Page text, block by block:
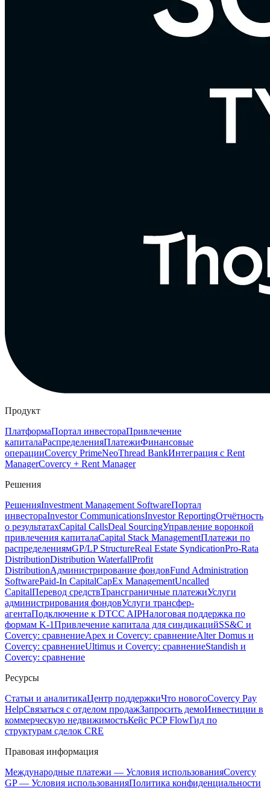
Продукт
ПлатформаПортал инвестораПривлечение
капиталаРаспределенияПлатежиФинансовые
операцииCovercy PrimeNeoThread BankИнтеграция с Rent
ManagerCovercy + Rent Manager
Решения
РешенияInvestment Management SoftwareПортал
инвестораInvestor CommunicationsInvestor ReportingОтчётность
о результатахCapital CallsDeal SourcingУправление воронкой
привлечения капиталаCapital Stack ManagementПлатежи по
распределениямGP/LP StructureReal Estate SyndicationPro-Rata
DistributionDistribution WaterfallProfit
DistributionАдминистрирование фондовFund Administration
SoftwarePaid-In CapitalCapEx ManagementUncalled
CapitalПеревод средствТрансграничные платежиУслуги
администрирования фондовУслуги трансфер-
агентаПодключение к DTCC AIPНалоговая поддержка по
формам K-1Привлечение капитала для синдикацийSS&C и
Covercy: сравнениеApex и Covercy: сравнениеAlter Domus и
Covercy: сравнениеUltimus и Covercy: сравнениеStandish и
Covercy: сравнение
Ресурсы
Статьи и аналитикаЦентр поддержкиЧто новогоCovercy Pay
HelpСвязаться с отделом продажЗапросить демоИнвестиции в
коммерческую недвижимостьКейс PCP FlowГид по
структурам сделок CRE
Правовая информация
Международные платежи — Условия использованияCovercy
GP — Условия использованияПолитика конфиденциальности